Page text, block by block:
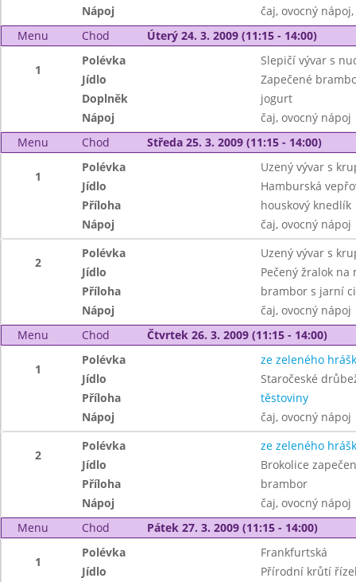
Nápoj
čaj, ovocný
Menu
Chod Úterý 24. 3. 2009 (11:15 - 14:00)
1
Polévka
Slepičí vývar s
Jídlo
Zapečené
Doplněk
jogurt
Nápoj
čaj, ovocný nápoj
Menu
Chod Středa 25. 3. 2009 (11:15 - 14:00)
1
Polévka
Uzený vývar s
Jídlo
Hamburská
Příloha
houskový knedlík
Nápoj
čaj, ovocný nápoj
2
Polévka
Uzený vývar s
Jídlo
Pečený žralok na
Příloha
brambor s jarní
Nápoj
čaj, ovocný nápoj
Menu
Chod Čtvrtek 26. 3. 2009 (11:15 - 14:00)
1
Polévka
ze zeleného
Jídlo
Staročeské
Příloha
těstoviny
Nápoj
čaj, ovocný nápoj
2
Polévka
ze zeleného
Jídlo
Brokolice
Příloha
brambor
Nápoj
čaj, ovocný nápoj
Menu
Chod Pátek 27. 3. 2009 (11:15 - 14:00)
1
Polévka
Frankfurtská
Jídlo
Přírodní krůtí